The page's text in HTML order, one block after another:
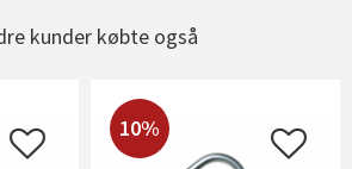
kunder købte også
10%